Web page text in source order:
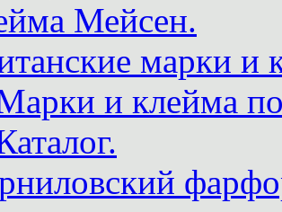
Мейсен.
марки и
и клейма